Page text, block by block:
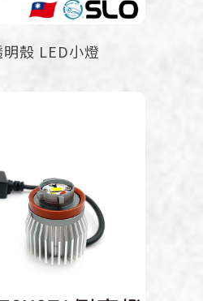
殼 LED小燈